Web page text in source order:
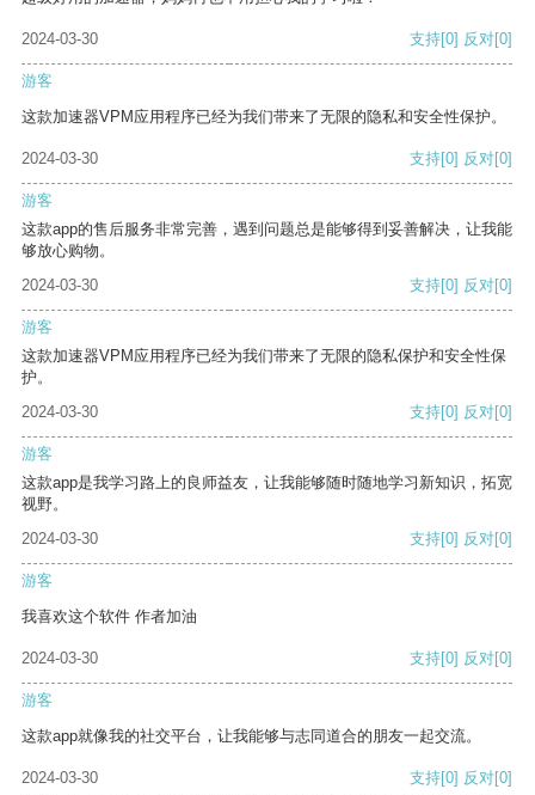
2024-03-30 支持[0] 反对[0]
游客
这款加速器VPM应用程序已经为我们带来了无限的隐私和安全性保护。
2024-03-30 支持[0] 反对[0]
游客
这款app的售后服务非常完善，遇到问题总是能够得到妥善解决，让我能
够放心购物。
2024-03-30
支持[0] 反对[0]
游客
这款加速器VPM应用程序已经为我们带来了无限的隐私保护和安全性保
护。
2024-03-30
支持[0] 反对[0]
游客
这款app是我学习路上的良师益友，让我能够随时随地学习新知识，拓宽
视野。
2024-03-30
支持[0] 反对[0]
游客
我喜欢这个软件 作者加油
2024-03-30 支持[0] 反对[0]
游客
这款app就像我的社交平台，让我能够与志同道合的朋友一起交流。
2024-03-30 支持[0] 反对[0]